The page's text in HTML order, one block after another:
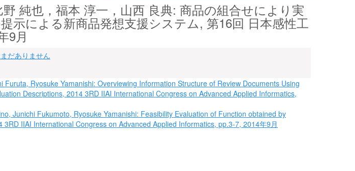
純也，福本 淳一，山西 良典: 商品の組合せにより実
示による新商品発想支援システム, 第16回 日本感性工
9月
だありません
Furuta, Ryosuke Yamanishi: Overviewing Information Structure of Review Documents Using
Descriptions, 2014 3RD IIAI International Congress on Advanced Applied Informatics,
Junichi Fukumoto, Ryosuke Yamanishi: Feasibility Evaluation of Function obtained by
3RD IIAI International Congress on Advanced Applied Informatics, pp.3-7, 2014年9月